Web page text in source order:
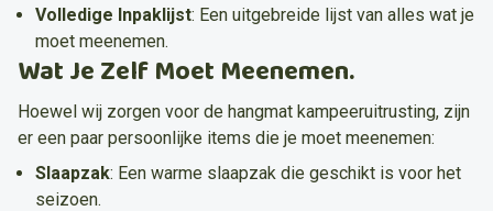
Volledige Inpaklijst: Een uitgebreide lijst van alles wat je
moet meenemen.
Wat Je Zelf Moet Meenemen.
Hoewel wij zorgen voor de hangmat kampeeruitrusting, zijn
er een paar persoonlijke items die je moet meenemen:
Slaapzak: Een warme slaapzak die geschikt is voor het
seizoen.